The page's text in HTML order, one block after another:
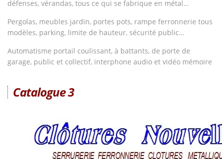
défenses, vérandas, tous ce qui se fabrique en métal…
Pergolas, meubles jardin, portes pots, rampe ferronnerie tous
modèles, parking, limite de hauteur, sécurité public…
Automatisme portail coulissant, à battants, de porte de
garage, public et collectif, interphone audio et vidéo mémoire
Catalogue 3